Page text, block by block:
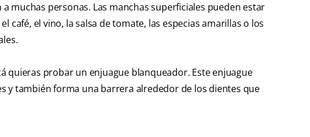
muchas personas. Las manchas superficiales pueden estar
el vino, la salsa de tomate, las especias amarillas o los
quieras probar un enjuague blanqueador. Este enjuague
y también forma una barrera alrededor de los dientes que